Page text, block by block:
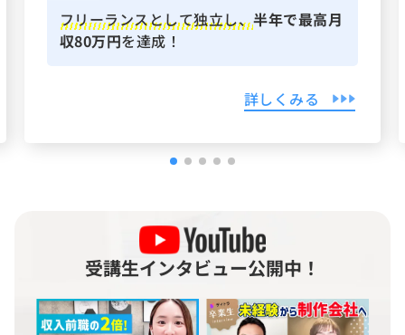
フリーランスとして独立し、半年で最高月
収80万円を達成！
詳しくみる
受講生インタビュー公開中！